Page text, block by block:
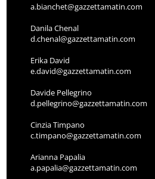
a.bianchet@gazzettamatin.com
Danila Chenal
d.chenal@gazzettamatin.com
Erika David
e.david@gazzettamatin.com
Davide Pellegrino
d.pellegrino@gazzettamatin.com
Cinzia Timpano
c.timpano@gazzettamatin.com
Arianna Papalia
a.papalia@gazzettamatin.com